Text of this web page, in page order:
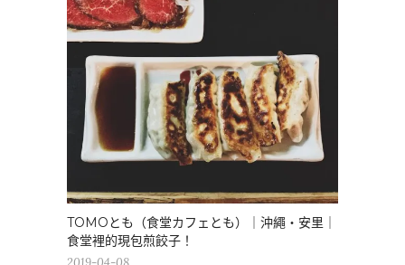
TOMOとも（食堂カフェとも）｜沖繩・安里｜
食堂裡的現包煎餃子！